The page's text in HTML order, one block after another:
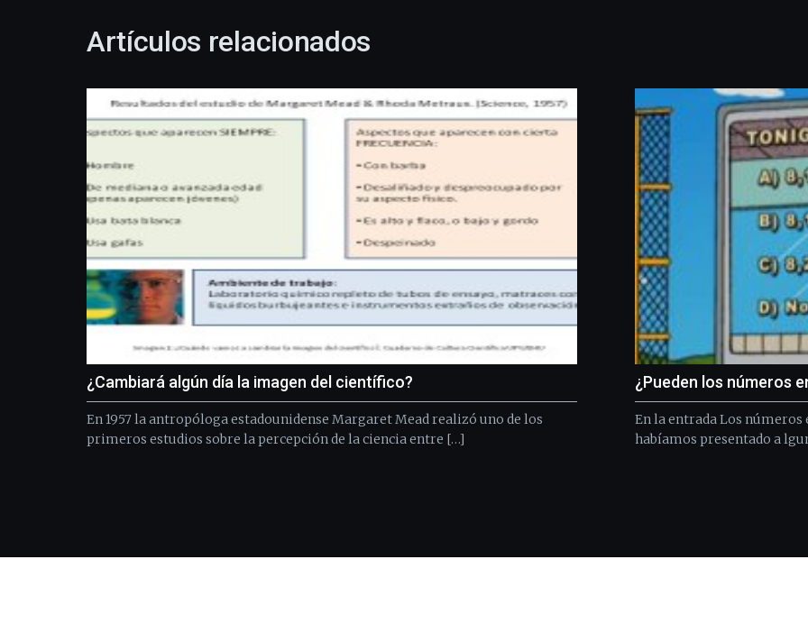
Artículos relacionados
¿Cambiará algún día la imagen del científico?
En 1957 la antropóloga estadounidense Margaret Mead realizó uno de los
primeros estudios sobre la percepción de la ciencia entre […]
¿Pueden los números
En la entrada Los números
habíamos presentado a